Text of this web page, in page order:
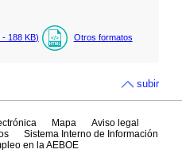
- 188 KB) Otros formatos
subir
Mapa
Aviso legal
Sistema Interno de Información
en la AEBOE